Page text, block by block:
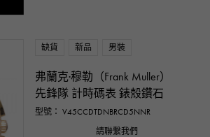
缺貨 新品 男裝
弗蘭克·穆勒（Frank Muller）
先鋒隊 計時碼表 錶殼鑽石
型號： V45CCDTDNBRCD5NNR
請聯繫我們